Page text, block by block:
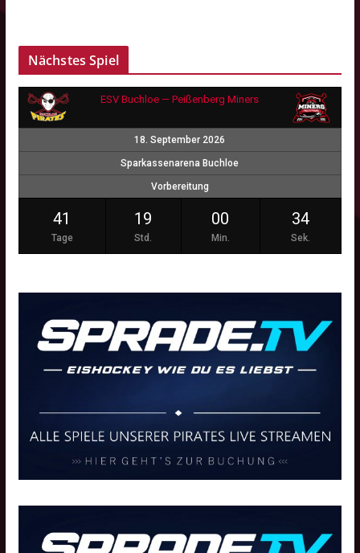
Nächstes Spiel
ESV Buchloe — Peißenberg Miners
18. September 2026
Sparkassenarena Buchloe
Vorbereitung
41
Tage
19
Std.
00
Min.
33
Sek.